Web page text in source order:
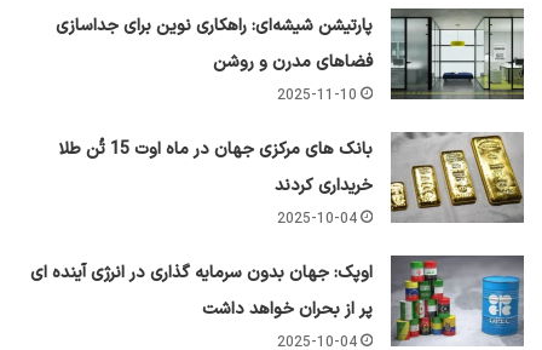
پارتیشن شیشه‌ای: راهکاری نوین برای جداسازی
فضاهای مدرن و روشن
2025-11-10
بانک های مرکزی جهان در ماه اوت 15 تُن طلا
خریداری کردند
2025-10-04
اوپک: جهان بدون سرمایه گذاری در انرژی آینده ای
پر از بحران خواهد داشت
2025-10-04